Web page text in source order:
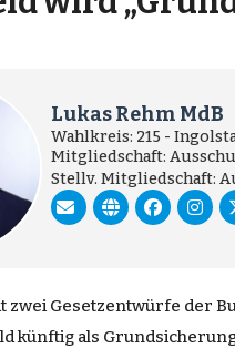
Lukas Rehm MdB
Wahlkreis: 215 -
Mitgliedschaft:
Stellv. Mitgliedschaft:
zwei Gesetzentwürfe der
künftig als